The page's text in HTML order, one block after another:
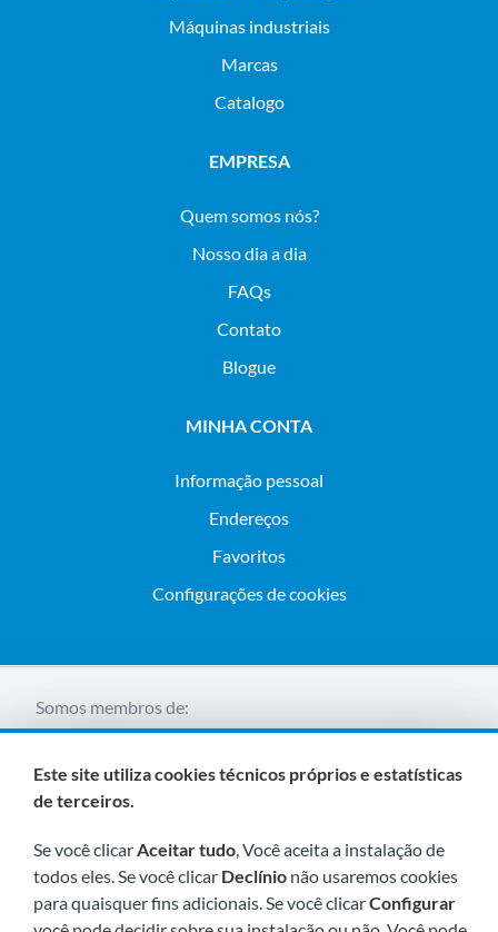
máquinas industriais
Marcas
Catalogo
EMPRESA
Quem somos nós?
Nosso dia a dia
FAQs
Contato
Blogue
MINHA CONTA
Informação pessoal
Endereços
Favoritos
Configurações de cookies
Somos membros de:
Visite-nos em breve em:
Este site utiliza cookies técnicos próprios e estatísticas
de terceiros.
Se você clicarAceitar tudo, Você aceita a instalação de
todos eles. Se você clicar Declínio não usaremos cookies
para quaisquer fins adicionais. Se você clicarConfigurar